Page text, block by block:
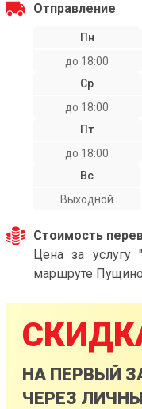
Отправление
Пн
до 18:00
Ср
до 18:00
Пт
до 18:00
Вс
Выходной
Стоимость
Цена за услугу
маршруте
НА ПЕРВЫЙ
ЧЕРЕЗ